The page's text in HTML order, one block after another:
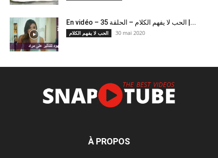
En vidéo – الحب لا يفهم الكلام – الحلقة 35 |...
الحب لا يفهم الكلام 30 mai 2020
À PROPOS